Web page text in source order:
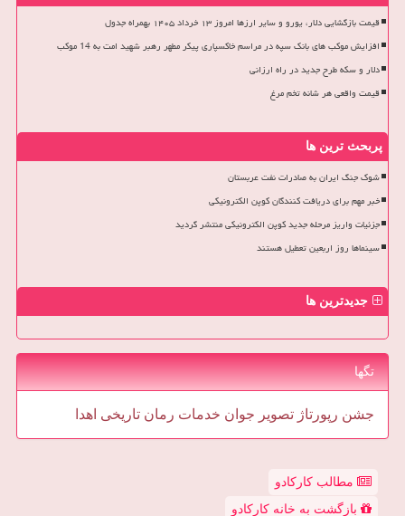
قیمت بازگشایی دلار، یورو و سایر ارزها امروز ۱۳ خرداد ۱۴۰۵ بهمراه جدول
افزایش موکب های بانک سپه در مراسم خاکسپاری پیکر مطهر رهبر شهید امت به 14 موکب
دلار و سکه طرح جدید در راه ارزانی
قیمت واقعی هر شانه تخم مرغ
پربحث ترین ها
شوک جنگ ایران به صادرات نفت عربستان
خبر مهم برای دریافت کنندگان کوپن الکترونیکی
جزئیات واریز مرحله جدید کوپن الکترونیکی منتشر گردید
سینماها روز اربعین تعطیل هستند
جدیدترین ها
تگها
جشن رپورتاژ تصویر جوان خدمات رمان تاریخی اهدا
مطالب کارکادو
بازگشت به خانه کارکادو